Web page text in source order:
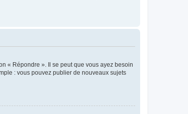
« Répondre ». Il se peut que vous ayez besoin
: vous pouvez publier de nouveaux sujets